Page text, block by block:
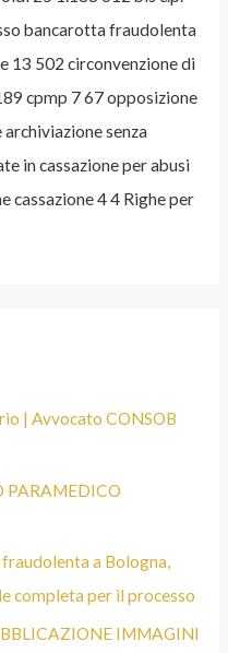
bancarotta fraudolenta
13 502 circonvenzione di
cpmp 7 67 opposizione
senza
in cassazione per abusi
cassazione 4 4 Righe per
| Avvocato CONSOB
PARAMEDICO
a Bologna,
completa per il processo
IMMAGINI